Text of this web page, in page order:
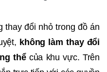
thay đổi nhỏ trong đồ án
không làm thay đổi
thểcủa khu vực. Trên